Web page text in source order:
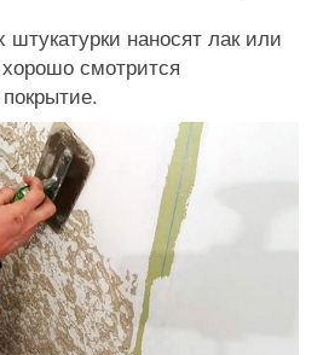
наносят лак или
хорошо смотрится